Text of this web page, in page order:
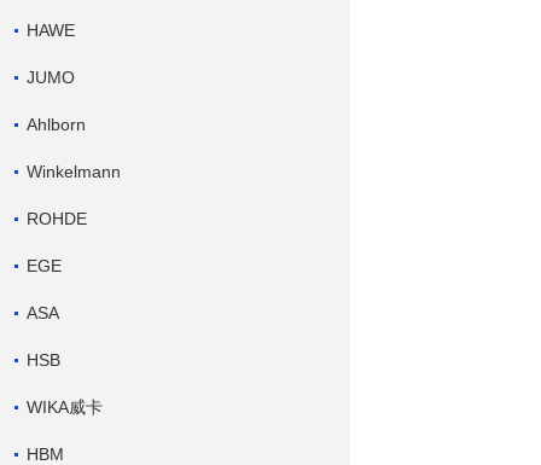
HAWE
JUMO
Ahlborn
Winkelmann
ROHDE
EGE
ASA
HSB
WIKA威卡
HBM